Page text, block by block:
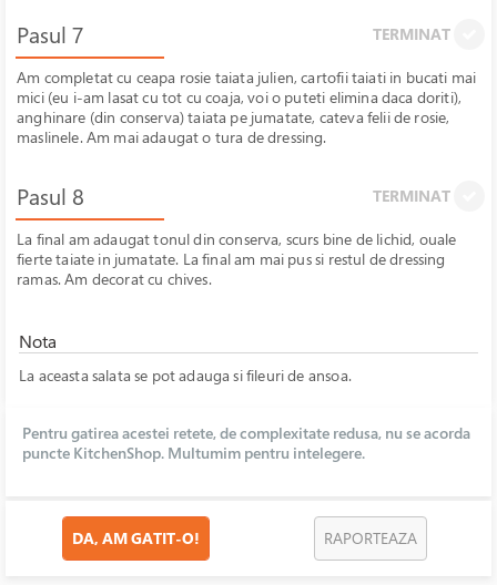
Pasul 7 TERMINAT
Am completat cu ceapa rosie taiata julien, cartofii taiati in bucati mai
mici (eu i-am lasat cu tot cu coaja, voi o puteti elimina daca doriti),
anghinare (din conserva) taiata pe jumatate, cateva felii de rosie,
maslinele. Am mai adaugat o tura de dressing.
Pasul 8 TERMINAT
La final am adaugat tonul din conserva, scurs bine de lichid, ouale
fierte taiate in jumatate. La final am mai pus si restul de dressing
ramas. Am decorat cu chives.
Nota
La aceasta salata se pot adauga si fileuri de ansoa.
Pentru gatirea acestei retete, de complexitate redusa, nu se acorda
puncte KitchenShop. Multumim pentru intelegere.
DA, AM GATIT-O! RAPORTEAZA